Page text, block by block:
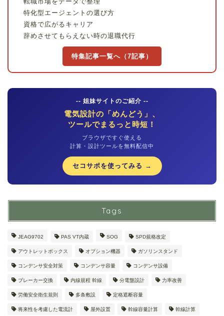
特化型エージェントの選び方
資格で広がるキャリア
辞めさせてもらえない時の退職代行
特集記事一覧へ（7記事）
-- 姐妹サイトのご紹介 --
電気設計の「めんどう」、
ツールでまるっと時短！
ブラウザですぐ使える
計算・設計ツールを無料配信中
セコサポを使ってみる →
Tags
JEAG9702 PAS VT内蔵 SOG SPD規格改定
アウトレットボックス オプション機器 ガソリンスタンド
コンデンサ安全対策 コンデンサ容量 コンデンサ設備
ブレーカー交換 内線規程 幹線 分電盤設計 力率改善
労働安全衛生規則 多条敷設 定格遮断容量
将来性を考慮した電流計 屋外設置 幹線容量計算 幹線計算